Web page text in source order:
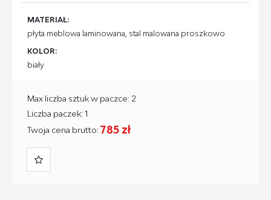
MATERIAŁ:
płyta meblowa laminowana, stal malowana proszkowo
KOLOR:
biały
Twoja cena brutto:785 zł
Max liczba sztuk w paczce: 2
Liczba paczek: 1